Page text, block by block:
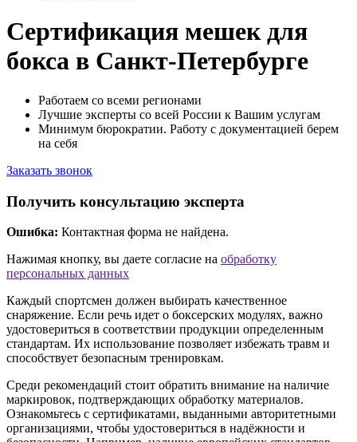
Сертификация мешек для
бокса в Санкт-Петербурге
Работаем со всеми регионами
Лучшие эксперты со всей России к Вашим услугам
Минимум бюрократии. Работу с документацией берем
на себя
Заказать звонок
Получить консультацию эксперта
Ошибка: Контактная форма не найдена.
Нажимая кнопку, вы даете согласие на обработку
персональных данных
Каждый спортсмен должен выбирать качественное
снаряжение. Если речь идет о боксерских модулях, важно
удостовериться в соответствии продукции определенным
стандартам. Их использование позволяет избежать травм и
способствует безопасным тренировкам.
Среди рекомендаций стоит обратить внимание на наличие
маркировок, подтверждающих обработку материалов.
Ознакомьтесь с сертификатами, выданными авторитетными
организациями, чтобы удостовериться в надёжности и